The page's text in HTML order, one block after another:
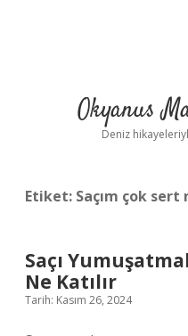
Okyanus
Deniz
Etiket: Saçım çok
Saçı
Ne Katılır
Tarih: Kasım 26, 2024